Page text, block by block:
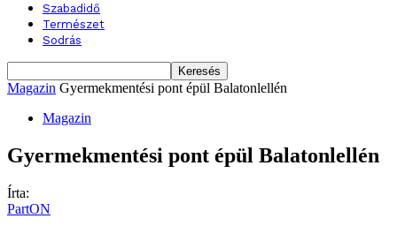
Szabadidő
Természet
Sodrás
Magazin Gyermekmentési pont épül Balatonlellén
Magazin
Gyermekmentési pont épül Balatonlellén
Írta:
PartON